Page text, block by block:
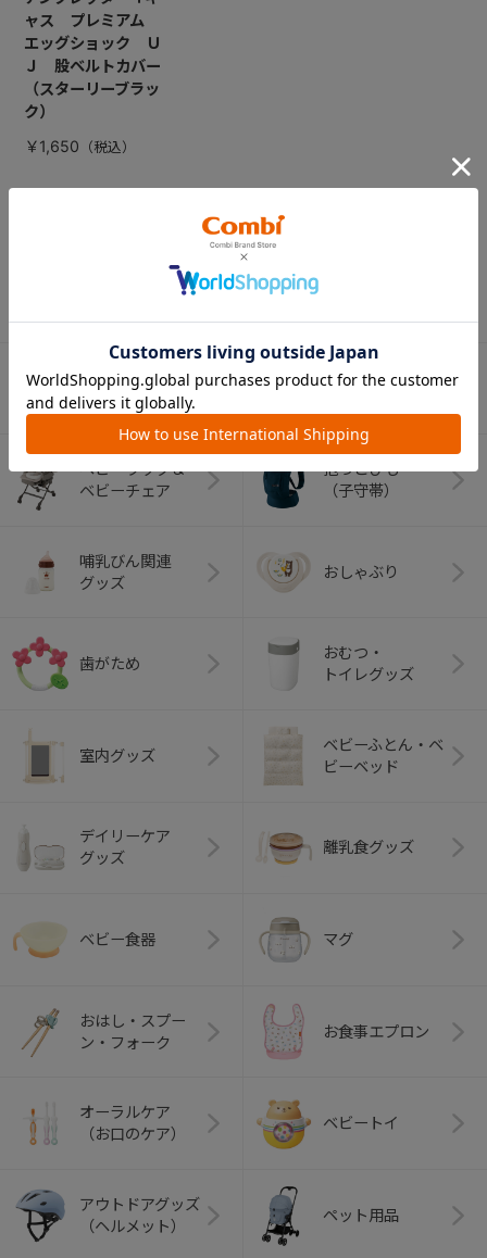
ャス プレミアム
エッグショック Ｕ
Ｊ 股ベルトカバー
（スターリーブラッ
ク）
￥1,650
CATEGORY
カテゴリー
ベビーカー チャイルドシート
ベビーラック＆
ベビーチェア
抱っこひも
（子守帯）
哺乳びん関連
グッズ
おしゃぶり
歯がため
おむつ・
トイレグッズ
室内グッズ
ベビーふとん・ベ
ビーベッド
デイリーケア
グッズ
離乳食グッズ
ベビー食器 マグ
おはし・スプー
ン・フォーク
お食事エプロン
オーラルケア
（お口のケア）
ベビートイ
アウトドアグッズ
（ヘルメット）
ペット用品